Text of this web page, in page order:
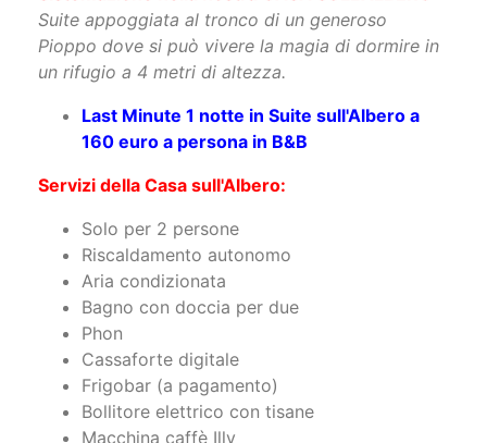
Last Minute 1 notte in Suite sull'Albero a
160 euro a persona in B&B
Solo per 2 persone
Aria condizionata
Bagno con doccia per due
Phon
Cassaforte digitale
Frigobar (a pagamento)
Bollitore elettrico con tisane
Macchina caffè Illy
Smart TV 49’ – 4K con NETFLIX e SKY
42 mq compreso il terrazzo
Materasso anallergico a 7 zone differenziate